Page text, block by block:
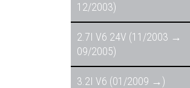
12/2003)
2.7I V6 24V (11/2003 →
09/2005)
3.2I V6 (01/2009 →)